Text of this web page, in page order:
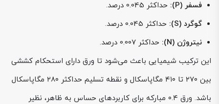
فسفر (P):
حداکثر 0.045 درصد.
گوگرد (S):
حداکثر 0.045 درصد.
نیتروژن (N):
حداکثر 0.007 درصد.
این ترکیب شیمیایی باعث می‌شود تا ورق دارای استحکام کششی
بین ۲۷۰ تا ۴۱۰ مگاپاسکال و نقطه تسلیم حداکثر ۲۸۰ مگاپاسکال
باشد. ورق ۰.۴ مبارکه برای کاربردهای حساس به ظاهر، نظیر